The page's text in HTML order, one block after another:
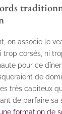
on associe le
trop corsés, ni
pour ce dîner
de
très capiteux
de parfaire
formation de